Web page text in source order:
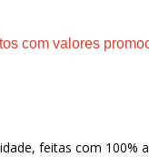
com valores
feitas com 100%